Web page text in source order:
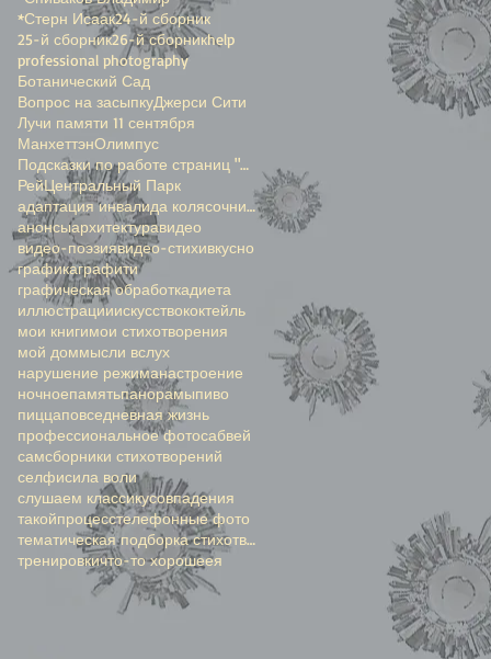
*Стерн Исаак24-й сборник
25-й сборник26-й сборникhelp
professional photography
Ботанический Сад
Вопрос на засыпкуДжерси Сити
Лучи памяти 11 сентября
МанхеттэнОлимпус
Подсказки по работе страниц "Окенами"
РейЦентральный Парк
адаптация инвалида колясочника
анонсыархитектуравидео
видео-поэзиявидео-стихивкусно
графикаграфити
графическая обработкадиета
иллюстрацииискусствококтейль
мои книгимои стихотворения
мой доммысли вслух
нарушение режиманастроение
ночноепамятьпанорамыпиво
пиццаповседневная жизнь
профессиональное фотосабвей
самсборники стихотворений
селфисила воли
слушаем классикусовпадения
такойпроцесстелефонные фото
тематическая подборка стихотворений
тренировкичто-то хорошеея